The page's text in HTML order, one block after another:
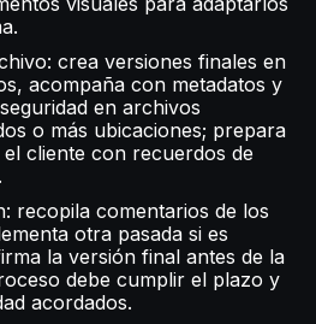
crea versiones finales en
acompaña con metadatos y
en archivos
o más ubicaciones; prepara
cliente con recuerdos de
recopila comentarios de los
otra pasada si es
la versión final antes de la
debe cumplir el plazo y
acordados.